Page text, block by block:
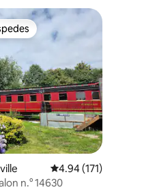
reseñas
Calificación promedio:
4.94 (171)
n.° 14630